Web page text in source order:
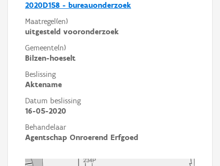
2020D158 - bureauonderzoek
Maatregel(en)
uitgesteld vooronderzoek
Gemeente(n)
Bilzen-hoeselt
Beslissing
Aktename
Datum beslissing
16-05-2020
Behandelaar
Agentschap Onroerend Erfgoed